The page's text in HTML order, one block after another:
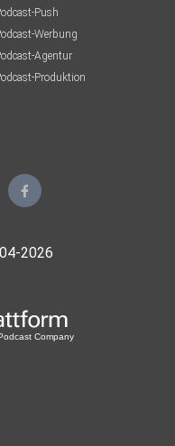
Push
Werbung
Agentur
Produktion
2026